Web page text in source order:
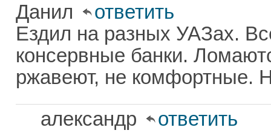
Данил
ответить
Ездил на разных УАЗах.
консервные банки.
ржавеют, не комфортные.
александр
ответить